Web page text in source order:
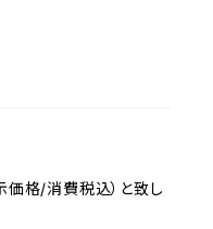
価格/消費税込）と致し